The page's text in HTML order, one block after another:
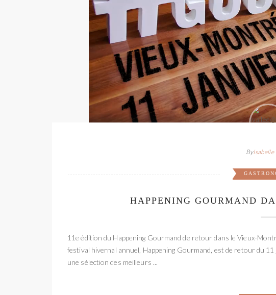
ByIsabelle
HAPPENING GOURMAND
11e édition du Happening Gourmand de retour dans le Vieux-
festival hivernal annuel, Happening Gourmand, est de retour du
une sélection des meilleurs ...